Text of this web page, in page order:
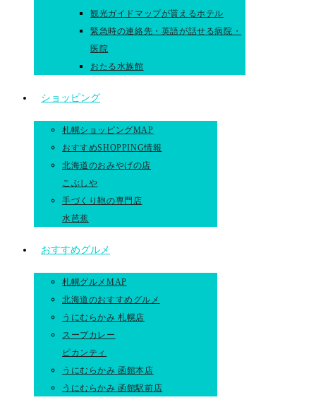
観光ガイドマップが貰えるホテル
緊急時の連絡先・英語が話せる病院・
医院
おたる水族館
ショッピング
札幌ショッピングMAP
おすすめSHOPPING情報
北海道のおみやげの店
こぶしや
手づくり鞄の専門店
水芭蕉
おすすめグルメ
札幌グルメMAP
北海道のおすすめグルメ
うにむらかみ 札幌店
スープカレー
ピカンティ
うにむらかみ 函館本店
うにむらかみ 函館駅前店